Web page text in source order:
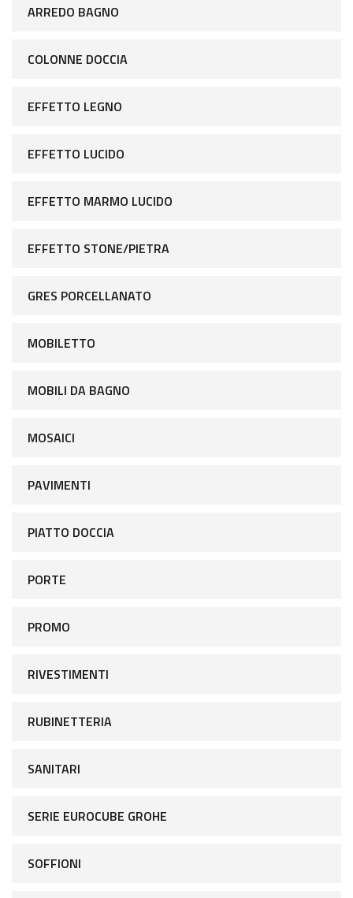
ARREDO BAGNO
COLONNE DOCCIA
EFFETTO LEGNO
EFFETTO LUCIDO
EFFETTO MARMO LUCIDO
EFFETTO STONE/PIETRA
GRES PORCELLANATO
MOBILETTO
MOBILI DA BAGNO
MOSAICI
PAVIMENTI
PIATTO DOCCIA
PORTE
PROMO
RIVESTIMENTI
RUBINETTERIA
SANITARI
SERIE EUROCUBE GROHE
SOFFIONI